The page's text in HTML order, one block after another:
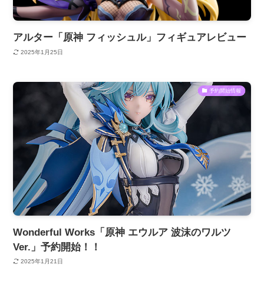
アルター「原神 フィッシュル」フィギュアレビュー
2025年1月25日
予約開始情報
Wonderful Works「原神 エウルア 波沫のワルツ
Ver.」予約開始！！
2025年1月21日